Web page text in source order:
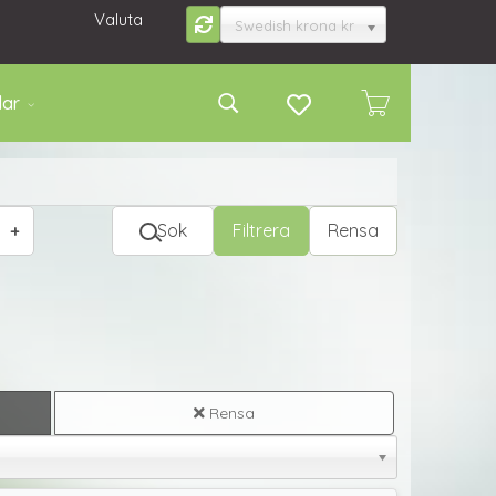
Valuta Swedish krona kr
Sok Filtrera Rensa
Rensa